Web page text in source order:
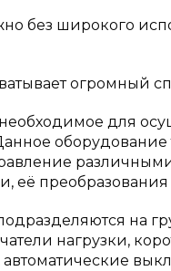
без широкого
огромный
для
её
на
нагрузки,